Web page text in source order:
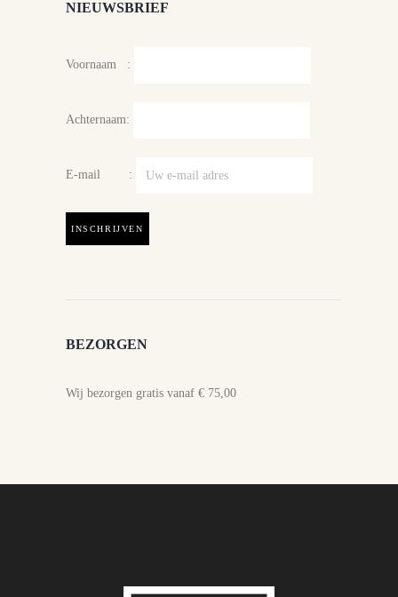
NIEUWSBRIEF
Voornaam :
Achternaam:
E-mail :
BEZORGEN
Wij bezorgen gratis vanaf € 75,00